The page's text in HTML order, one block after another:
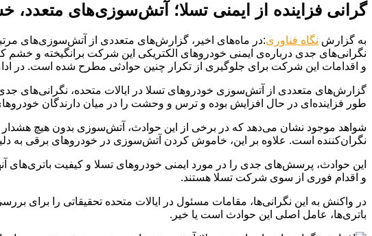
گرانی فزاینده از ایمنی تسلا؛ آتش‌سوزی‌های
به گزارش نگاه فناوری:در ماه‌های اخیر، گزارش‌های متعددی از آتش‌سوزی‌های
نگرانی‌های جدی درباره‌ی ایمنی خودروهای الکتریکی این شرکت برانگیخته و خشم
و اقدامات این شرکت برای جلوگیری از تکرار چنین حوادثی مطرح شده است. در
گزارش‌های متعددی از آتش‌سوزی خودروهای تسلا در ایالات متحده، نگرانی‌های
طور فزاینده‌ای در حال افزایش بوده و ترس و وحشت را در میان دارندگان
شواهد موجود نشان می‌دهد که در برخی از این حوادث، آتش‌سوزی بدون هیچ هشدار
نگران‌کننده است. علاوه بر این، خاموش کردن آتش‌سوزی در خودروهای برقی به
این حوادث، پرسش‌های جدی را در مورد ایمنی خودروهای تسلا و کیفیت
و اقدام فوری از سوی شرکت تسلا هستند.
در واکنش به این نگرانی‌ها، مقامات مسئول در ایالات متحده تحقیقاتی را برای
باتری‌ها، عامل اصلی این حوادث است یا خیر.